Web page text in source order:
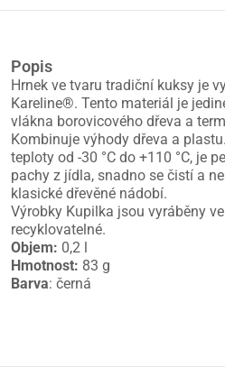
Popis
Hrnek ve tvaru tradiční kuksy je
Kareline®. Tento materiál je
vlákna borovicového dřeva a
Kombinuje výhody dřeva a
teploty od -30 °C do +110 °C, je
pachy z jídla, snadno se čistí a
klasické dřevěné nádobí.
Výrobky Kupilka jsou vyráběny
recyklovatelné.
Objem: 0,2 l
Hmotnost: 83 g
Barva: černá